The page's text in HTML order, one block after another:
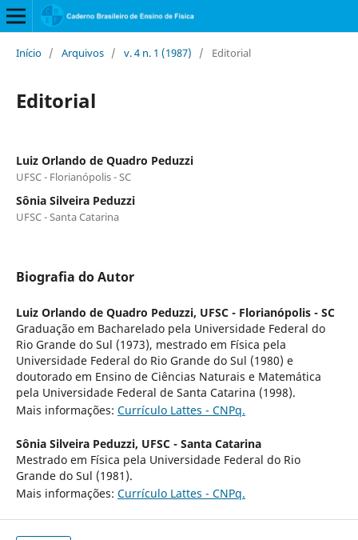
Início / Arquivos / v. 4 n. 1 (1987) / Editorial
Editorial
Luiz Orlando de Quadro Peduzzi
UFSC - Florianópolis - SC
Sônia Silveira Peduzzi
UFSC - Santa Catarina
Biografia do Autor
Luiz Orlando de Quadro Peduzzi, UFSC - Florianópolis - SC
Graduação em Bacharelado pela Universidade Federal do
Rio Grande do Sul (1973), mestrado em Física pela
Universidade Federal do Rio Grande do Sul (1980) e
doutorado em Ensino de Ciências Naturais e Matemática
pela Universidade Federal de Santa Catarina (1998).
Mais informações: Currículo Lattes - CNPq.
Sônia Silveira Peduzzi, UFSC - Santa Catarina
Mestrado em Física pela Universidade Federal do Rio
Grande do Sul (1981).
Mais informações: Currículo Lattes - CNPq.